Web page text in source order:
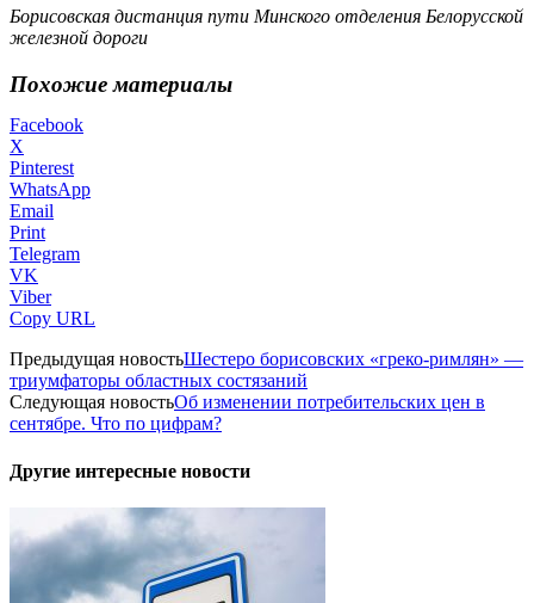
Борисовская дистанция пути Минского отделения Белорусской
железной дороги
Похожие материалы
Facebook
X
Pinterest
WhatsApp
Email
Print
Telegram
VK
Viber
Copy URL
Предыдущая новостьШестеро борисовских «греко-римлян» —
триумфаторы областных состязаний
Следующая новостьОб изменении потребительских цен в
сентябре. Что по цифрам?
Другие интересные новости